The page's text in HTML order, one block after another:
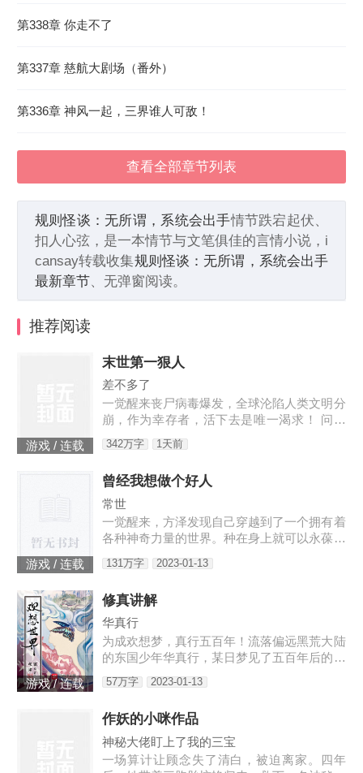
第338章 你走不了
第337章 慈航大剧场（番外）
第336章 神风一起，三界谁人可敌！
查看全部章节列表
规则怪谈：无所谓，系统会出手情节跌宕起伏、
扣人心弦，是一本情节与文笔俱佳的言情小说，i
cansay转载收集规则怪谈：无所谓，系统会出手
最新章节、无弹窗阅读。
推荐阅读
游戏 / 连载
末世第一狠人
差不多了
一觉醒来丧尸病毒爆发，全球沦陷人类文明分
崩，作为幸存者，活下去是唯一渴求！ 问：
末世怎样才能活下去？答：首先要狠！【非重
生】【轻系统】【丧尸】【末世生存】【杀伐
342万字 1天前
游戏 / 连载
曾经我想做个好人
常世
一觉醒来，方泽发现自己穿越到了一个拥有着
各种神奇力量的世界。种在身上就可以永葆青
的小丑可以代替主人学习锻炼，而且效果翻倍
131万字 2023-01-13
游戏 / 连载
修真讲解
华真行
为成欢想梦，真行五百年！流落偏远黑荒大陆
的东国少年华真行，某日梦见了五百年后的世
界。在那个世界上，很多国度与部族甚至已消
失于历史长河，而古老的东国迎来了强大的新
57万字 2023-01-13
作妖的小咪作品
神秘大佬盯上了我的三宝
一场算计让顾念失了清白，被迫离家。四年